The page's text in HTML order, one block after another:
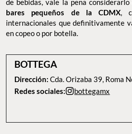
de bebidas, vale la pena
bares pequeños de la CDMX,
internacionales que definitivamente
en copeo o por botella.
BOTTEGA
Dirección: Cda. Orizaba 39, Roma
Redes sociales:
bottegamx